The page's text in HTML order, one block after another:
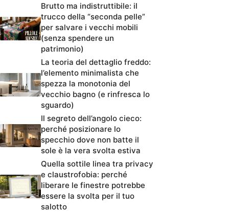
Brutto ma indistruttibile: il
trucco della “seconda pelle”
per salvare i vecchi mobili
(senza spendere un
patrimonio)
La teoria del dettaglio freddo:
l’elemento minimalista che
spezza la monotonia del
vecchio bagno (e rinfresca lo
sguardo)
Il segreto dell’angolo cieco:
perché posizionare lo
specchio dove non batte il
sole è la vera svolta estiva
Quella sottile linea tra privacy
e claustrofobia: perché
liberare le finestre potrebbe
essere la svolta per il tuo
salotto